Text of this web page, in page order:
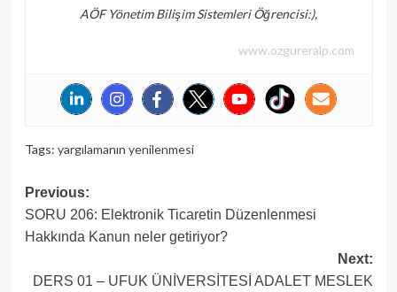
AÖF Yönetim Bilişim Sistemleri Öğrencisi:),
www.ozgureralp.com
Tags: yargılamanın yenilenmesi
Post
navigation
Previous:
SORU 206: Elektronik Ticaretin Düzenlenmesi
Hakkında Kanun neler getiriyor?
Next:
DERS 01 – UFUK ÜNİVERSİTESİ ADALET MESLEK